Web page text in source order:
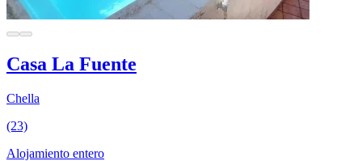
Casa La Fuente
Chella
(23)
Alojamiento entero